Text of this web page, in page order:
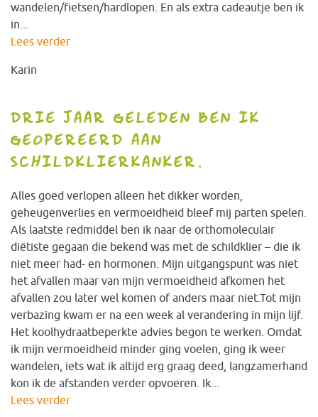
wandelen/fietsen/hardlopen. En als extra cadeautje ben ik
in...
Lees verder
Karin
DRIE JAAR GELEDEN BEN IK
GEOPEREERD AAN
SCHILDKLIERKANKER.
Alles goed verlopen alleen het dikker worden,
geheugenverlies en vermoeidheid bleef mij parten spelen.
Als laatste redmiddel ben ik naar de orthomoleculair
diëtiste gegaan die bekend was met de schildklier – die ik
niet meer had- en hormonen. Mijn uitgangspunt was niet
het afvallen maar van mijn vermoeidheid afkomen het
afvallen zou later wel komen of anders maar niet.Tot mijn
verbazing kwam er na een week al verandering in mijn lijf.
Het koolhydraatbeperkte advies begon te werken. Omdat
ik mijn vermoeidheid minder ging voelen, ging ik weer
wandelen, iets wat ik altijd erg graag deed, langzamerhand
kon ik de afstanden verder opvoeren. Ik...
Lees verder